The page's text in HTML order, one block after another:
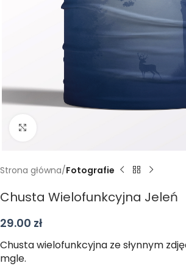
Strona główna Fotografie
Chusta Wielofunkcyjna Jeleń
29.00 zł
Chusta wielofunkcyjna ze słynnym
mgle.